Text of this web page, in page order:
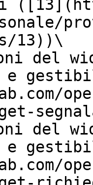
13))\
del
e
del
e